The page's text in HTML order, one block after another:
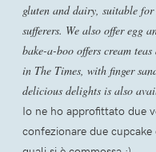
gluten and dairy, suitable
sufferers. We also offer egg
bake-a-boo offers cream
in The Times, with finger
delicious delights is also
Io ne ho approfittato due
confezionare due